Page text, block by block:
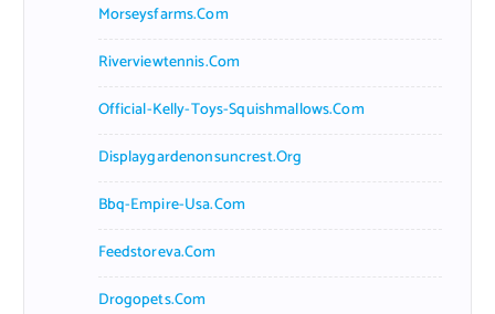
Morseysfarms.com
Riverviewtennis.com
Official-Kelly-Toys-Squishmallows.com
Displaygardenonsuncrest.org
Bbq-Empire-Usa.com
Feedstoreva.com
Drogopets.com